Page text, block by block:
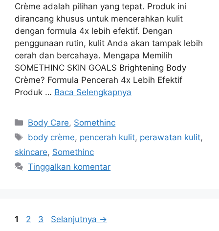
Crème adalah pilihan yang tepat. Produk ini
dirancang khusus untuk mencerahkan kulit
dengan formula 4x lebih efektif. Dengan
penggunaan rutin, kulit Anda akan tampak lebih
cerah dan bercahaya. Mengapa Memilih
SOMETHINC SKIN GOALS Brightening Body
Crème? Formula Pencerah 4x Lebih Efektif
Produk … Baca Selengkapnya
Kategori
Body Care, Somethinc
Tag
body crème, pencerah kulit, perawatan kulit,
skincare, Somethinc
Tinggalkan komentar
Halaman
1 Halaman
2 Halaman
3 Selanjutnya →